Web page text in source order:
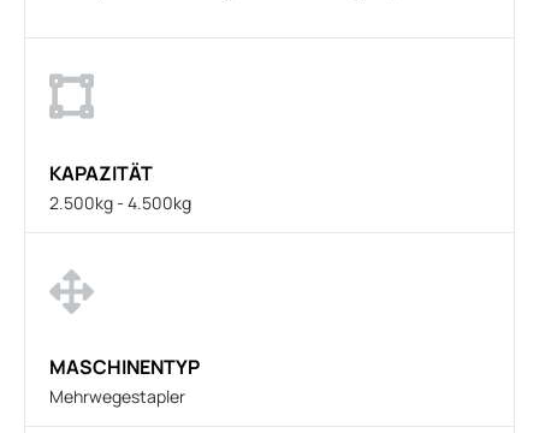
KAPAZITÄT
2.500kg - 4.500kg
MASCHINENTYP
Mehrwegestapler